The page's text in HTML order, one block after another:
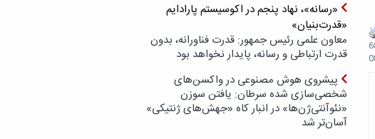
«رسانه»، نهاد پنجم در اکوسیستم پارادایم
«قدرت‌بنیان»
معاون علمی رئیس جمهور: قدرت فناورانه، بدون
قدرت ارتباطی و رسانه، پایدار نخواهد بود
پیشروی هوش مصنوعی در واکسن‌های
شخصی‌سازی شده سرطان: یافتن سوزن
«نئوآنتی‌ژن‌ها» در انبار کاه «جهش‌های ژنتیکی»
آسان‌تر شد